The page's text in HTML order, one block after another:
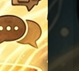
94 - Amour sans
sexe ?
Graal 93 - Sodome et
Gomorrhe ?